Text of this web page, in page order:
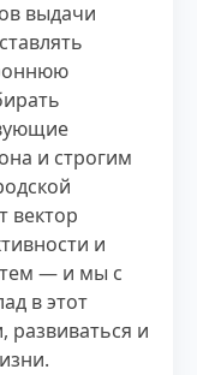
выдачи
и строгим
вектор
и
— и мы с
в этот
развиваться и